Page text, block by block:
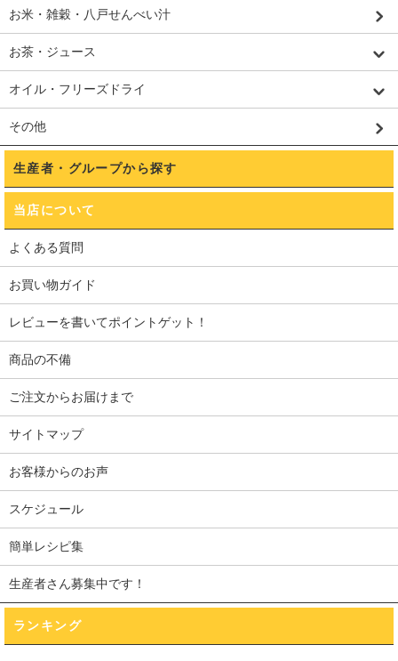
お米・雑穀・八戸せんべい汁
お茶・ジュース
オイル・フリーズドライ
その他
生産者・グループから探す
当店について
よくある質問
お買い物ガイド
レビューを書いてポイントゲット！
商品の不備
ご注文からお届けまで
サイトマップ
お客様からのお声
スケジュール
簡単レシピ集
生産者さん募集中です！
ランキング